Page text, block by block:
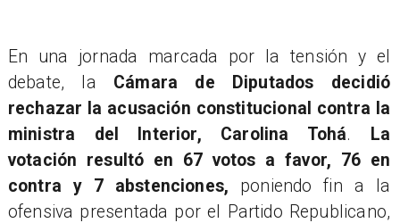
En una jornada marcada por la tensión y el
debate, la Cámara de Diputados decidió
rechazar la acusación constitucional contra la
ministra del Interior, Carolina Tohá.
La
votación resultó en 67 votos a favor, 76 en
contra y 7 abstenciones, poniendo fin a la
ofensiva presentada por el Partido Republicano,